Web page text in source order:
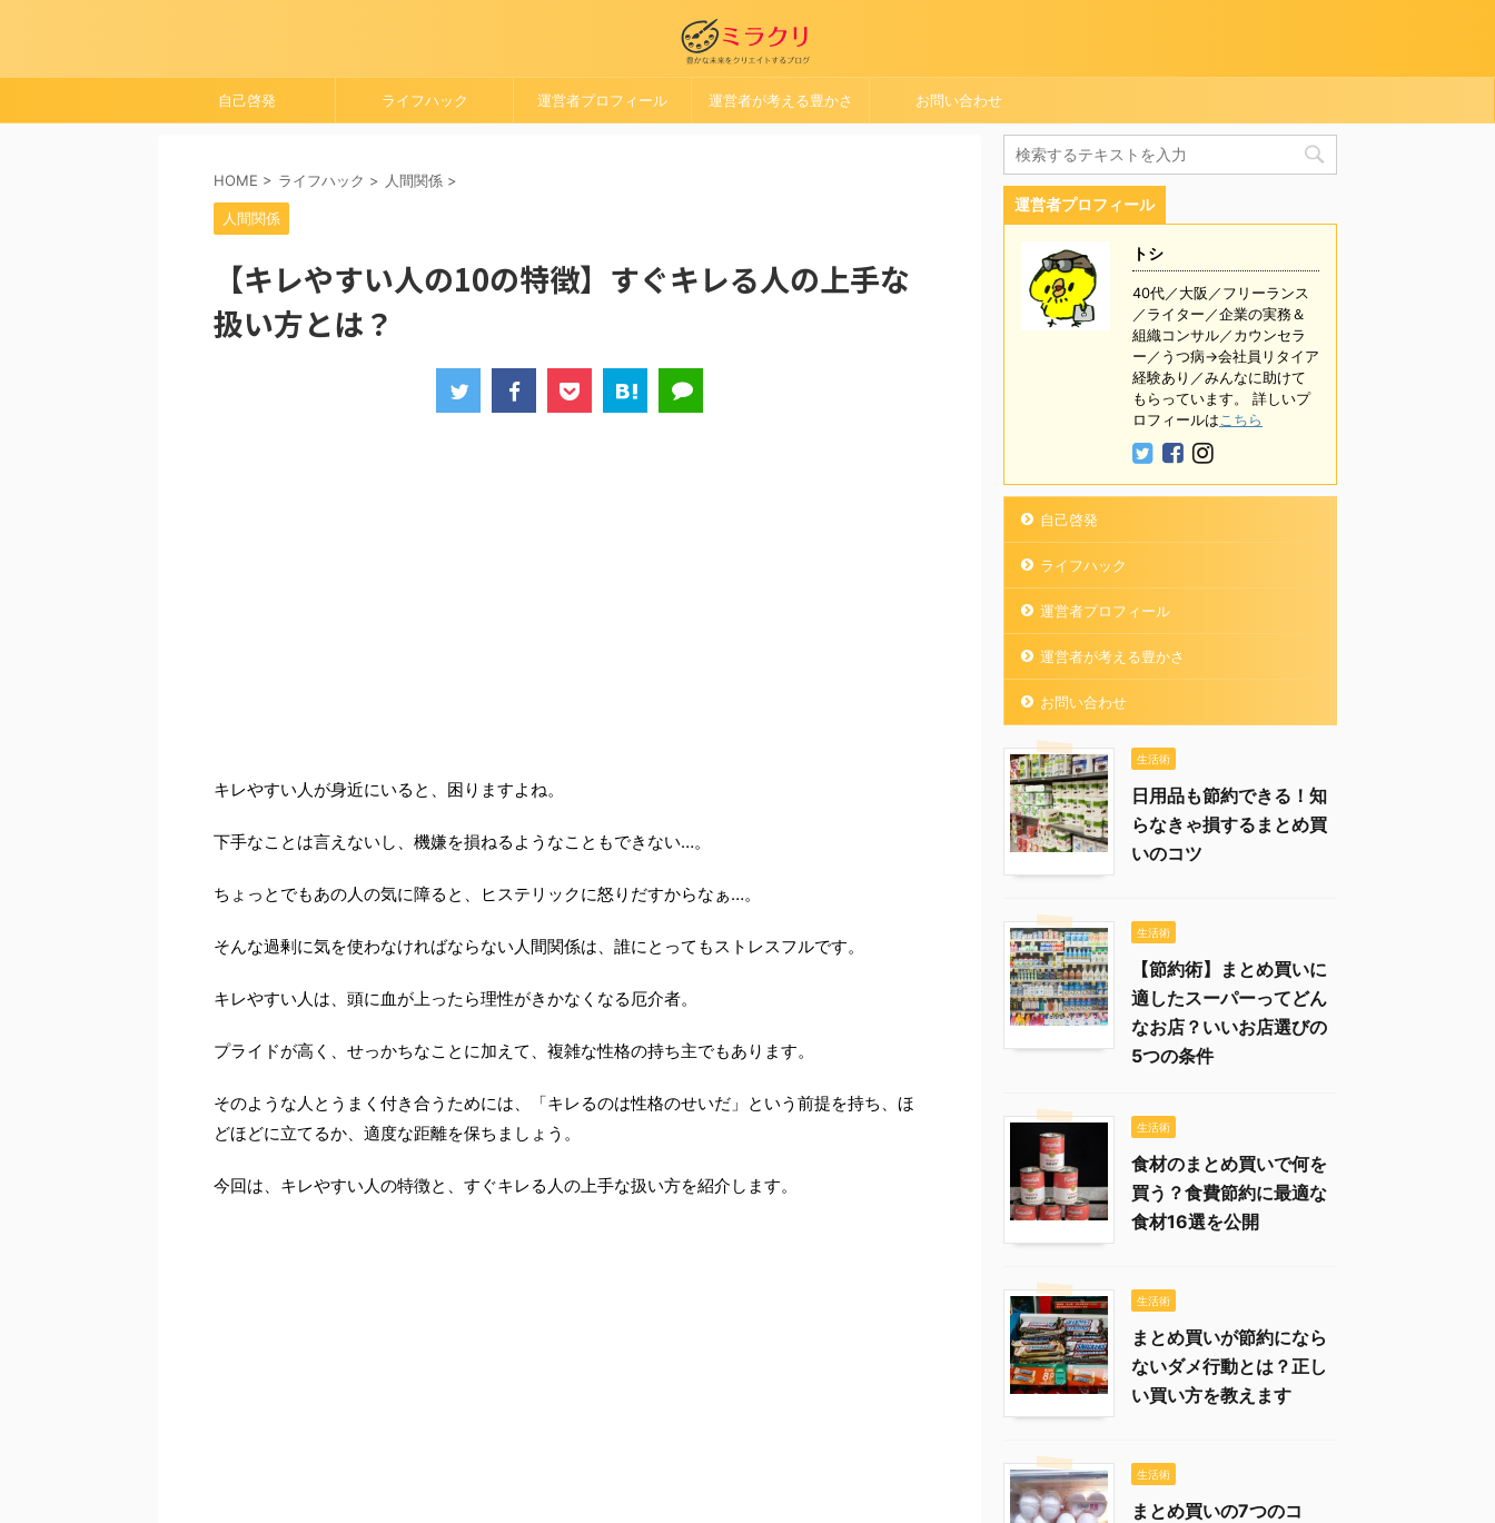
自己啓発 ライフハック 運営者プロフィール 運営者が考える豊かさ お問い合わせ
HOME > ライフハック > 人間関係 >
人間関係
【キレやすい人の10の特徴】すぐキレる人の上手な
扱い方とは？
キレやすい人が身近にいると、困りますよね。
下手なことは言えないし、機嫌を損ねるようなこともできない…。
ちょっとでもあの人の気に障ると、ヒステリックに怒りだすからなぁ…。
そんな過剰に気を使わなければならない人間関係は、誰にとってもストレスフルです。
キレやすい人は、頭に血が上ったら理性がきかなくなる厄介者。
プライドが高く、せっかちなことに加えて、複雑な性格の持ち主でもあります。
そのような人とうまく付き合うためには、「キレるのは性格のせいだ」という前提を持ち、ほ
どほどに立てるか、適度な距離を保ちましょう。
今回は、キレやすい人の特徴と、すぐキレる人の上手な扱い方を紹介します。
運営者プロフィール
トシ
40代／大阪／フリーランス
／ライター／企業の実務＆
組織コンサル／カウンセラ
ー／うつ病→会社員リタイア
経験あり／みんなに助けて
もらっています。 詳しいプ
ロフィールはこちら
自己啓発
ライフハック
運営者プロフィール
運営者が考える豊かさ
お問い合わせ
生活術
日用品も節約できる！知
らなきゃ損するまとめ買
いのコツ
生活術
【節約術】まとめ買いに
適したスーパーってどん
なお店？いいお店選びの
5つの条件
生活術
食材のまとめ買いで何を
買う？食費節約に最適な
食材16選を公開
生活術
まとめ買いが節約になら
ないダメ行動とは？正し
い買い方を教えます
生活術
まとめ買いの7つのコ